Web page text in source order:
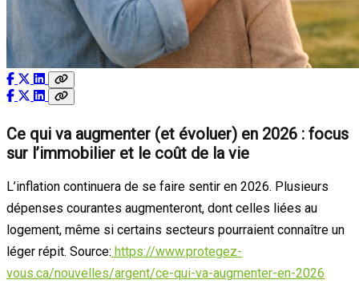
Ce qui va augmenter (et évoluer) en 2026 : focus
sur l’immobilier et le coût de la vie
L’inflation continuera de se faire sentir en 2026. Plusieurs
dépenses courantes augmenteront, dont celles liées au
logement, même si certains secteurs pourraient connaître un
léger répit. Source: https://www.protegez-
vous.ca/nouvelles/argent/ce-qui-va-augmenter-en-2026